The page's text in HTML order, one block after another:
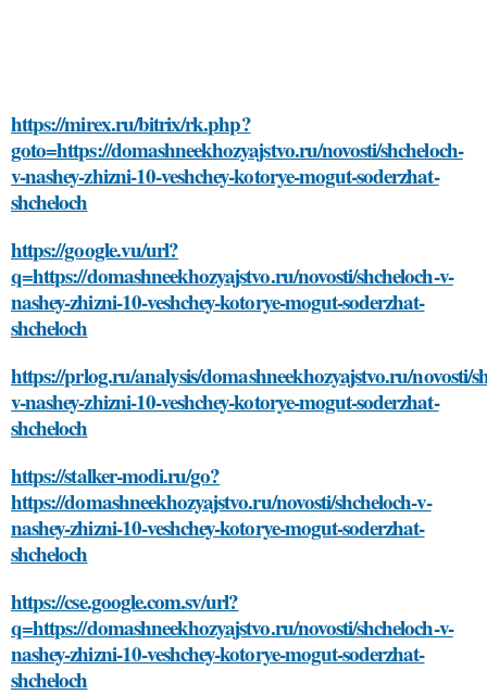
https://mirex.ru/bitrix/rk.php?
goto=https://domashneekhozyajstvo.ru/novosti/shcheloch-
v-nashey-zhizni-10-veshchey-kotorye-mogut-soderzhat-
shcheloch
https://google.vu/url?
q=https://domashneekhozyajstvo.ru/novosti/shcheloch-v-
nashey-zhizni-10-veshchey-kotorye-mogut-soderzhat-
shcheloch
https://prlog.ru/analysis/domashneekhozyajstvo.ru/novosti/
v-nashey-zhizni-10-veshchey-kotorye-mogut-soderzhat-
shcheloch
https://stalker-modi.ru/go?
https://domashneekhozyajstvo.ru/novosti/shcheloch-v-
nashey-zhizni-10-veshchey-kotorye-mogut-soderzhat-
shcheloch
https://cse.google.com.sv/url?
q=https://domashneekhozyajstvo.ru/novosti/shcheloch-v-
nashey-zhizni-10-veshchey-kotorye-mogut-soderzhat-
shcheloch